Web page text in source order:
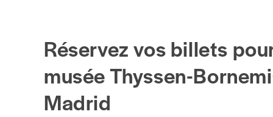
Réservez vos billets
musée Thyssen-
Madrid